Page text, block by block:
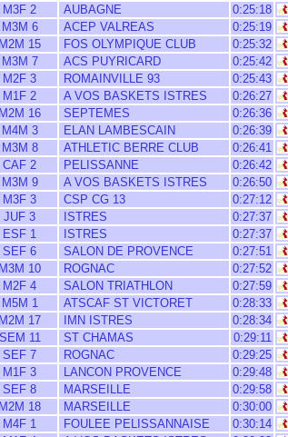
M3F 2 AUBAGNE
0:25:18
M3M 6 ACEP VALREAS
0:25:19
M2M 15 FOS OLYMPIQUE CLUB
0:25:32
M3M 7 ACS PUYRICARD
0:25:42
M2F 3 ROMAINVILLE 93
0:25:43
M1F 2 A VOS BASKETS ISTRES
0:26:27
M2M 16 SEPTEMES
0:26:36
M4M 3 ELAN LAMBESCAIN
0:26:39
M3M 8 ATHLETIC BERRE CLUB
0:26:41
CAF 2 PELISSANNE
0:26:42
M3M 9 A VOS BASKETS ISTRES
0:26:50
M3F 3 CSP CG 13
0:27:12
JUF 3 ISTRES
0:27:37
ESF 1 ISTRES
0:27:37
SEF 6 SALON DE PROVENCE
0:27:51
M3M 10 ROGNAC
0:27:52
M2F 4 SALON TRIATHLON
0:27:59
M5M 1 ATSCAF ST VICTORET
0:28:33
M2M 17 IMN ISTRES
0:28:34
SEM 11 ST CHAMAS
0:29:11
SEF 7 ROGNAC
0:29:25
M1F 3 LANCON PROVENCE
0:29:48
SEF 8 MARSEILLE
0:29:58
M2M 18 MARSEILLE
0:30:00
M4F 1 FOULEE PELISSANNAISE
0:30:14